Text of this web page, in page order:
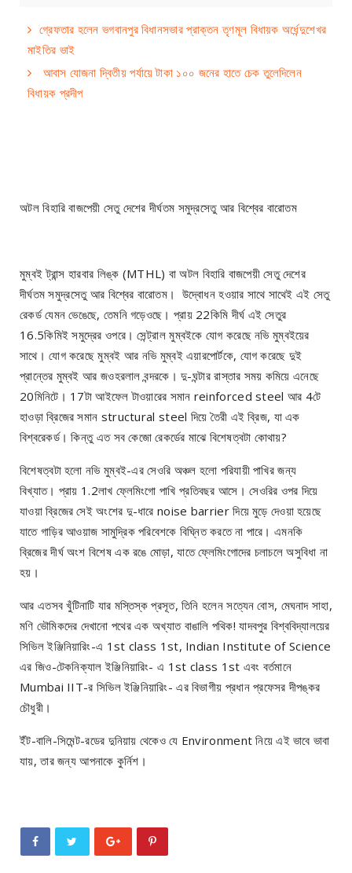
গ্রেফতার হলেন ভগবানপুর বিধানসভার প্রাক্তন তৃণমূল বিধায়ক অর্ধেন্দুশেখর
মাইতির ভাই
আবাস যোজনা দ্বিতীয় পর্যায়ে টাকা ১০০ জনের হাতে চেক তুলেদিলেন
বিধায়ক প্রদীপ
অটল বিহারি বাজপেয়ী সেতু দেশের দীর্ঘতম সমুদ্রসেতু আর বিশ্বের বারোতম
মুম্বই ট্রান্স হারবার লিঙ্ক (MTHL) বা অটল বিহারি বাজপেয়ী সেতু দেশের
দীর্ঘতম সমুদ্রসেতু আর বিশ্বের বারোতম। উদ্বোধন হওয়ার সাথে সাথেই এই সেতু
রেকর্ড যেমন ভেঙেছে, তেমনি গড়েওছে। প্রায় 22কিমি দীর্ঘ এই সেতুর
16.5কিমিই সমুদ্রের ওপরে। সেন্ট্রাল মুম্বইকে যোগ করেছে নভি মুম্বইয়ের
সাথে। যোগ করেছে মুম্বই আর নভি মুম্বই এয়ারপোর্টকে, যোগ করেছে দুই
প্রান্তের মুম্বই আর জওহরলাল বন্দরকে। দু-ঘন্টার রাস্তার সময় কমিয়ে এনেছে
20মিনিটে। 17টা আইফেল টাওয়ারের সমান reinforced steel আর 4টে
হাওড়া ব্রিজের সমান structural steel দিয়ে তৈরী এই ব্রিজ, যা এক
বিশ্বরেকর্ড। কিন্তু এত সব কেজো রেকর্ডের মাঝে বিশেষত্বটা কোথায়?
বিশেষত্বটা হলো নভি মুম্বই-এর সেওরি অঞ্চল হলো পরিযায়ী পাখির জন্য
বিখ্যাত। প্রায় 1.2লাখ ফ্লেমিংগো পাখি প্রতিবছর আসে। সেওরির ওপর দিয়ে
যাওয়া ব্রিজের সেই অংশের দু-ধারে noise barrier দিয়ে মুড়ে দেওয়া হয়েছে
যাতে গাড়ির আওয়াজ সামুদ্রিক পরিবেশকে বিঘ্নিত করতে না পারে। এমনকি
ব্রিজের দীর্ঘ অংশ বিশেষ এক রঙে মোড়া, যাতে ফ্লেমিংগোদের চলাচলে অসুবিধা না
হয়।
আর এতসব খুঁটিনাটি যার মস্তিস্ক প্রসূত, তিনি হলেন সত্যেন বোস, মেঘনাদ সাহা,
মণি ভৌমিকদের দেখানো পথের এক অখ্যাত বাঙালি পথিক! যাদবপুর বিশ্ববিদ্যালয়ের
সিভিল ইঞ্জিনিয়ারিং-এ 1st class 1st, Indian Institute of Science
এর জিও-টেকনিক্যাল ইঞ্জিনিয়ারিং- এ 1st class 1st এবং বর্তমানে
Mumbai IIT-র সিভিল ইঞ্জিনিয়ারিং- এর বিভাগীয় প্রধান প্রফেসর দীপঙ্কর
চৌধুরী।
ইঁট-বালি-সিমেন্ট-রডের দুনিয়ায় থেকেও যে Environment নিয়ে এই ভাবে ভাবা
যায়, তার জন্য আপনাকে কুর্নিশ।